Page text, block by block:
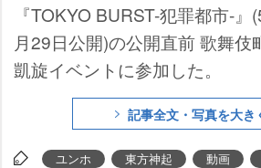
『TOKYO BURST-犯罪都市-』
月29日公開)の公開直前 歌舞伎
凱旋イベントに参加した。
記事全文・写真を大き
ユンホ 東方神起 動画